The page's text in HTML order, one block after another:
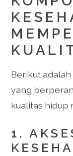
Berikut
yang
kualitas hidup
1.